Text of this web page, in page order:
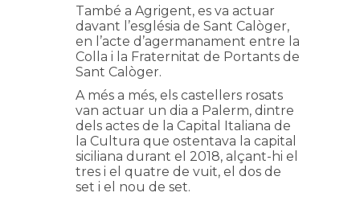
També a Agrigent, es va actuar
davant l’església de Sant Calòger,
en l’acte d’agermanament entre la
Colla i la Fraternitat de Portants de
Sant Calòger.
A més a més, els castellers rosats
van actuar un dia a Palerm, dintre
dels actes de la Capital Italiana de
la Cultura que ostentava la capital
siciliana durant el 2018, alçant-hi el
tres i el quatre de vuit, el dos de
set i el nou de set.